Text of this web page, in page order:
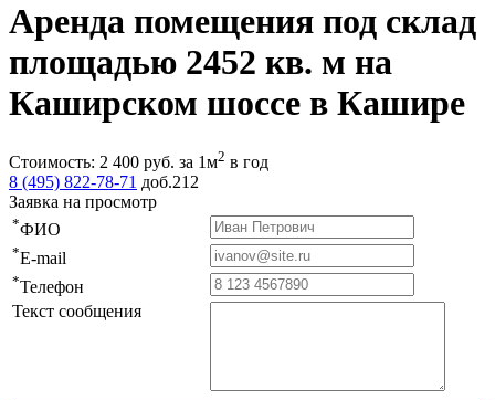
Аренда помещения под склад
площадью 2452 кв. м на
Каширском шоссе в Кашире
Стоимость: 2 400 руб. за 1м2 в год
8 (495) 822-78-71 доб.212
Заявка на просмотр
*ФИО
*E-mail
*Телефон
Текст сообщения